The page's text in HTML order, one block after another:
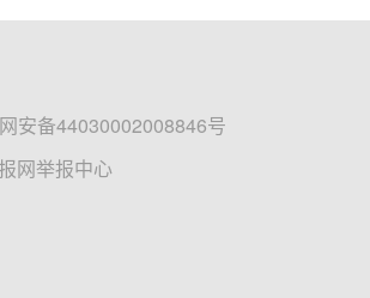
安备44030002008846号
网举报中心